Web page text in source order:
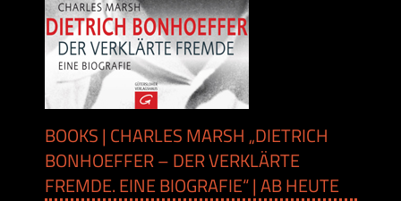
BOOKS | CHARLES MARSH „DIETRICH
BONHOEFFER – DER VERKLÄRTE
FREMDE. EINE BIOGRAFIE“ | AB HEUTE